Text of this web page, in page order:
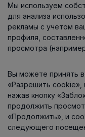
О компании
Информация
Контакты
Мы используем
для анализа
рекламы с учетом
профиля,
просмотра
Вы можете принять
«Разрешить cookie»,
нажав кнопку
продолжить
«Продолжить», и
следующего